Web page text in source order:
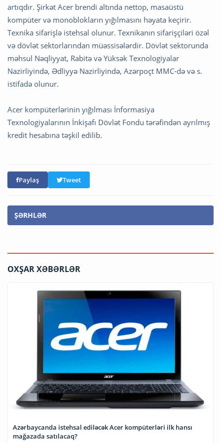
artıqdır. Şirkət Acer brendi altında nettop, masaüstü
kompüter və monoblokların yığılmasını həyata keçirir.
Texnika sifarişlə istehsal olunur. Texnikanın sifarişçiləri özəl
və dövlət sektorlarından müəssisələrdir. Dövlət sektorunda
məhsul Nəqliyyat, Rabitə və Yüksək Texnologiyalar
Nazirliyində, Ədliyyə Nazirliyində, Azərpoçt MMC-də və s.
istifadə olunur.
Acer kompüterlərinin yığılması İnformasiya
Texnologiyalarının İnkişafı Dövlət Fondu tərəfindən ayrılmış
kredit hesabına təşkil edilib.
Paylaş Tweet
ŞƏRHLƏR
OXŞAR XƏBƏRLƏR
Azərbaycanda istehsal ediləcək Acer kompüterləri ilk hansı
mağazada satılacaq?